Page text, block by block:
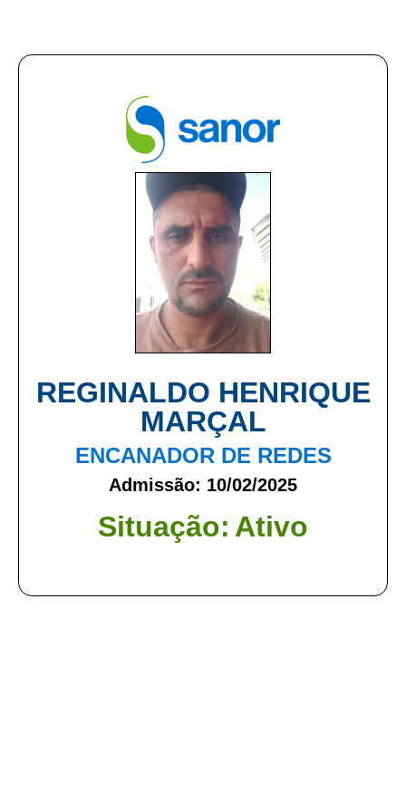
REGINALDO HENRIQUE
MARÇAL
ENCANADOR DE REDES
Admissão: 10/02/2025
Situação: Ativo